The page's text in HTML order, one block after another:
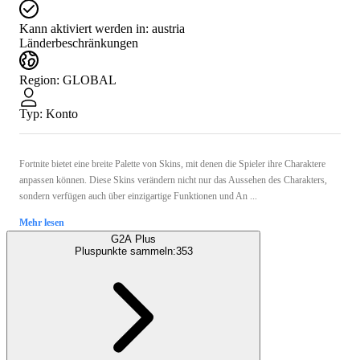
Kann aktiviert werden in: austria
Länderbeschränkungen
Region: GLOBAL
Typ: Konto
Fortnite bietet eine breite Palette von Skins, mit denen die Spieler ihre Charaktere
anpassen können. Diese Skins verändern nicht nur das Aussehen des Charakters,
sondern verfügen auch über einzigartige Funktionen und An ...
Mehr lesen
G2A Plus
Pluspunkte sammeln:353